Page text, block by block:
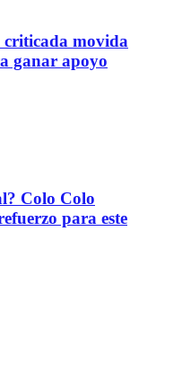
criticada movida
ganar apoyo
Colo Colo
para este